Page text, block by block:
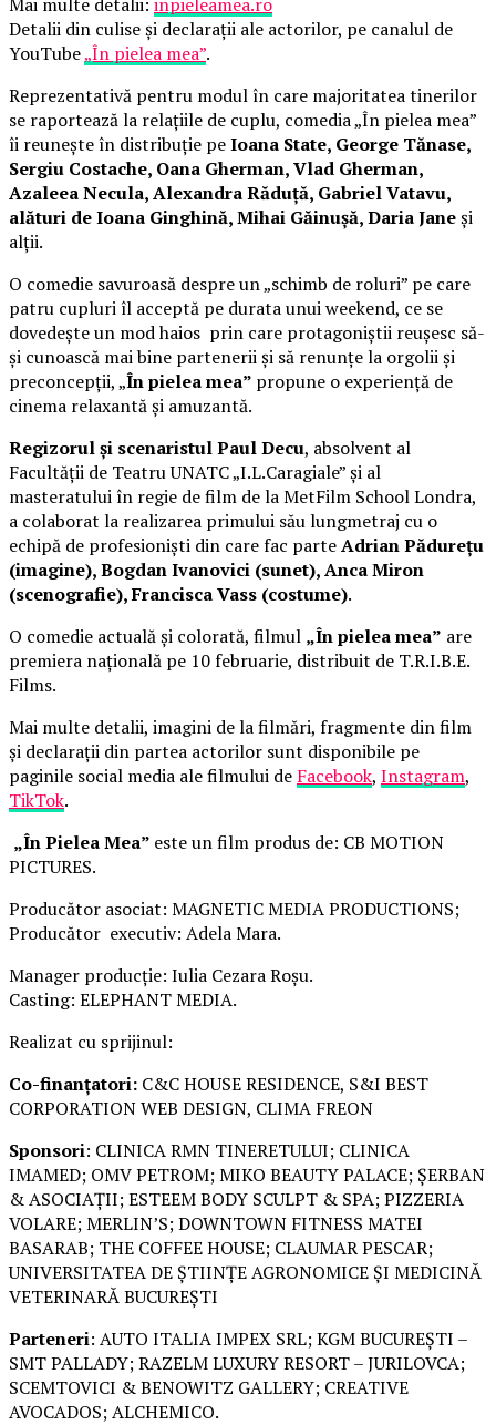
Detalii din culise și declarații ale actorilor, pe canalul de
YouTube„În pielea mea”.
Reprezentativă pentru modul în care majoritatea tinerilor
se raportează la relațiile de cuplu, comedia „În pielea mea”
îi reunește în distribuție peIoana State, George Tănase,
Sergiu Costache, Oana Gherman, Vlad Gherman,
Azaleea Necula, Alexandra Răduță, Gabriel Vatavu,
alături de Ioana Ginghină, Mihai Găinușă, Daria Janeși
alții.
O comedie savuroasă despre un „schimb de roluri” pe care
patru cupluri îl acceptă pe durata unui weekend, ce se
dovedește un mod haios prin care protagoniștii reușesc să-
și cunoască mai bine partenerii și să renunțe la orgolii și
preconcepții, „În pielea mea” propune o experiență de
cinema relaxantă și amuzantă.
Regizorul și scenaristul Paul Decu, absolvent al
Facultății de Teatru UNATC „I.L.Caragiale” și al
masteratului în regie de film de la MetFilm School Londra,
a colaborat la realizarea primului său lungmetraj cu o
echipă de profesioniști din care fac parteAdrian Pădurețu
(imagine), Bogdan Ivanovici (sunet), Anca Miron
(scenografie), Francisca Vass (costume).
O comedie actuală și colorată, filmul „În pielea mea” are
premiera națională pe 10 februarie, distribuit de T.R.I.B.E.
Films.
Mai multe detalii, imagini de la filmări, fragmente din film
și declarații din partea actorilor sunt disponibile pe
paginile social media ale filmului de Facebook, Instagram,
TikTok.
„În Pielea Mea” este un film produs de: CB MOTION
PICTURES.
Producător asociat: MAGNETIC MEDIA PRODUCTIONS;
Producător executiv: Adela Mara.
Manager producție: Iulia Cezara Roșu.
Casting: ELEPHANT MEDIA.
Realizat cu sprijinul:
Co-finanțatori: C&C HOUSE RESIDENCE, S&I BEST
CORPORATION WEB DESIGN, CLIMA FREON
Sponsori: CLINICA RMN TINERETULUI; CLINICA
IMAMED; OMV PETROM; MIKO BEAUTY PALACE; ȘERBAN
& ASOCIAȚII; ESTEEM BODY SCULPT & SPA; PIZZERIA
VOLARE; MERLIN’S; DOWNTOWN FITNESS MATEI
BASARAB; THE COFFEE HOUSE; CLAUMAR PESCAR;
UNIVERSITATEA DE ȘTIINȚE AGRONOMICE ȘI MEDICINĂ
VETERINARĂ BUCUREȘTI
Parteneri: AUTO ITALIA IMPEX SRL; KGM BUCUREȘTI –
SMT PALLADY; RAZELM LUXURY RESORT – JURILOVCA;
SCEMTOVICI & BENOWITZ GALLERY; CREATIVE
AVOCADOS; ALCHEMICO.